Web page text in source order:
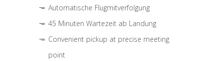
Automatische Flugmitverfolgung
45 Minuten Wartezeit ab Landung
Convenient pickup at precise meeting
point